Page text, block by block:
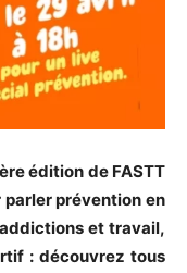
édition de FASTT
parler prévention en
et travail,
: découvrez tous